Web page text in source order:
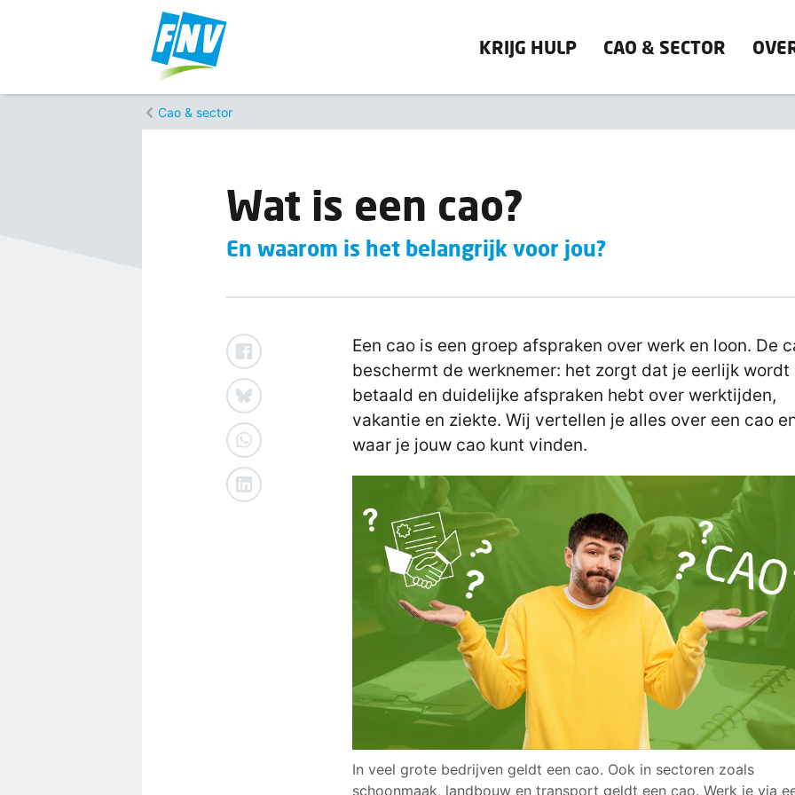
KRIJG HULP CAO & SECTOR
Cao & sector
Wat is een cao?
En waarom is het belangrijk voor jou?
Een cao is een groep afspraken over werk en loon. De
beschermt de werknemer: het zorgt dat je eerlijk wordt
betaald en duidelijke afspraken hebt over werktijden,
vakantie en ziekte. Wij vertellen je alles over een cao
waar je jouw cao kunt vinden.
In veel grote bedrijven geldt een cao. Ook in sectoren zoals
schoonmaak, landbouw en transport geldt een cao. Werk je via